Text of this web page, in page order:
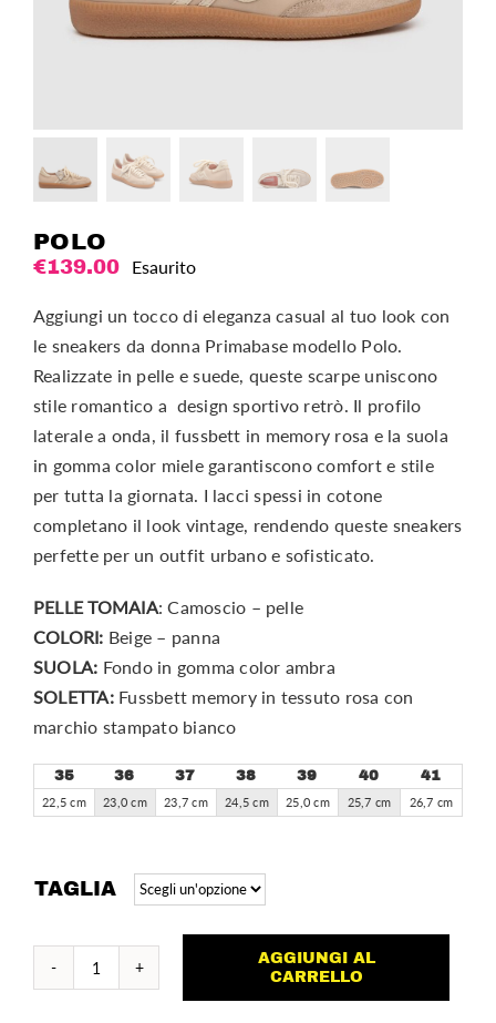
POLO
€139.00 Esaurito
Aggiungi un tocco di eleganza casual al tuo look con
le sneakers da donna Primabase modello Polo.
Realizzate in pelle e suede, queste scarpe uniscono
stile romantico a design sportivo retrò. Il profilo
laterale a onda, il fussbett in memory rosa e la suola
in gomma color miele garantiscono comfort e stile
per tutta la giornata. I lacci spessi in cotone
completano il look vintage, rendendo queste sneakers
perfette per un outfit urbano e sofisticato.
PELLE TOMAIA: Camoscio – pelle
COLORI: Beige – panna
SUOLA: Fondo in gomma color ambra
SOLETTA: Fussbett memory in tessuto rosa con
marchio stampato bianco
35 36 37 38 39 40 41
22,5 cm 23,0 cm 23,7 cm 24,5 cm 25,0 cm 25,7 cm 26,7 cm
TAGLIA
Polo
AGGIUNGI AL
CARRELLO